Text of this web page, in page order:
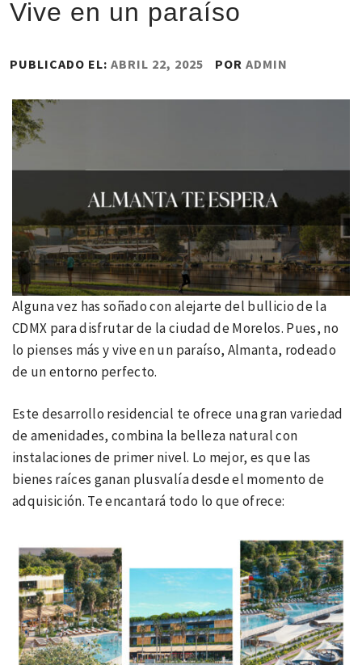
Vive en un paraíso
PUBLICADO EL: ABRIL 22, 2025 POR ADMIN
Alguna vez has soñado con alejarte del bullicio de la
CDMX para disfrutar de la ciudad de Morelos. Pues, no
lo pienses más y vive en un paraíso, Almanta, rodeado
de un entorno perfecto.
Este desarrollo residencial te ofrece una gran variedad
de amenidades, combina la belleza natural con
instalaciones de primer nivel. Lo mejor, es que las
bienes raíces ganan plusvalía desde el momento de
adquisición. Te encantará todo lo que ofrece: